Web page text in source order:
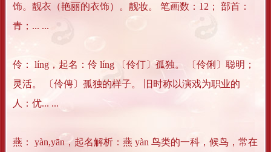
饰。靓衣（艳丽的衣饰）。靓妆。 笔画数：12； 部首：
青；... ...
伶： líng，起名：伶 líng 〔伶仃〕孤独。 〔伶俐〕聪明；
灵活。 〔伶俜〕孤独的样子。 旧时称以演戏为职业的
人：优... ...
燕： yàn,yān，起名解析：燕 yàn 鸟类的一科，候鸟，常在